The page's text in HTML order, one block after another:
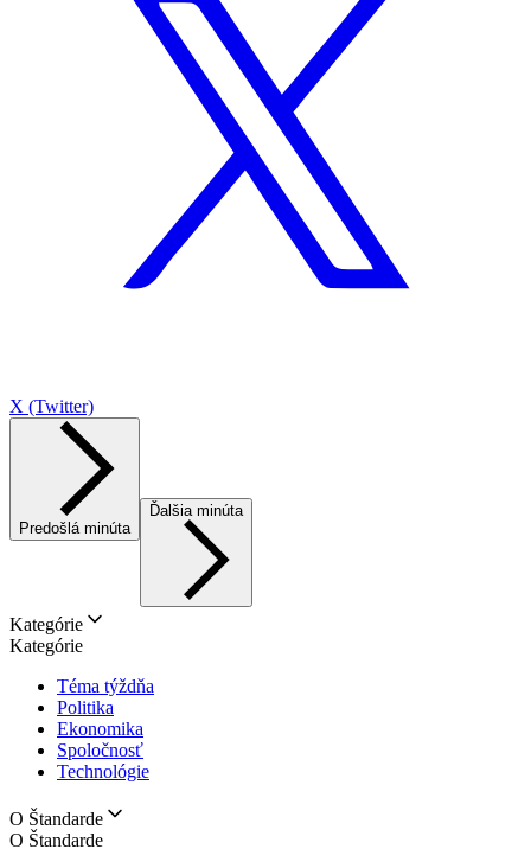
X (Twitter)
Predošlá minúta
Ďalšia minúta
Kategórie
Kategórie
Téma týždňa
Politika
Ekonomika
Spoločnosť
Technológie
O Štandarde
O Štandarde